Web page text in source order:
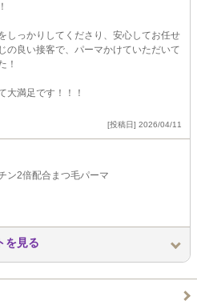
しっかりしてくださり、安心してお任せ
の良い接客で、パーマかけていただいて
！
大満足です！！！
[投稿日] 2026/04/11
2倍配合まつ毛パーマ
を見る